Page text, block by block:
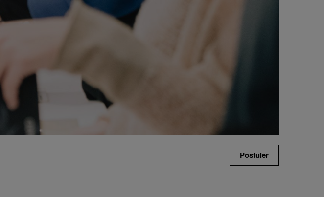
Postuler